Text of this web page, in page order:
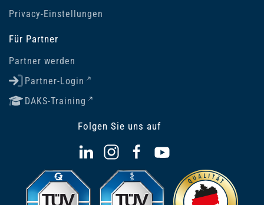
Privacy-Einstellungen
Für Partner
Partner werden
Partner-Login
DAKS-Training
Folgen Sie uns auf